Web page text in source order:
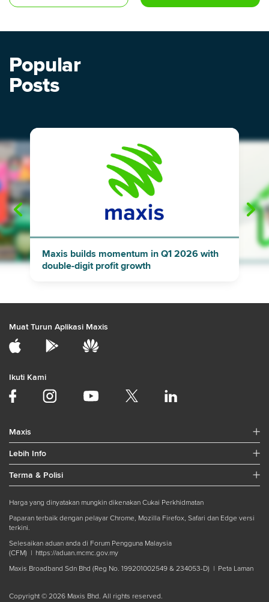
Popular
Posts
"
Maxis builds momentum in Q1 2026 with
double-digit profit growth
Muat Turun Aplikasi Maxis
Ikuti Kami
Maxis
Lebih Info
Terma & Polisi
Harga yang dinyatakan mungkin dikenakan Cukai Perkhidmatan
Paparan terbaik dengan pelayar Chrome, Mozilla Firefox, Safari dan Edge versi
terkini.
Selesaikan aduan anda di Forum Pengguna Malaysia
(CFM) | https://aduan.mcmc.gov.my
Maxis Broadband Sdn Bhd (Reg No. 199201002549 & 234053-D) | Peta Laman
Copyright © 2026 Maxis Bhd. All rights reserved.